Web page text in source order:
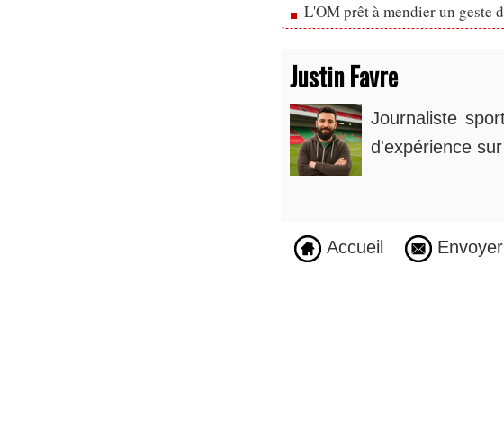
L'OM prêt à mendier un geste
Justin Favre
Journaliste
d'expérience
Accueil Envoyer